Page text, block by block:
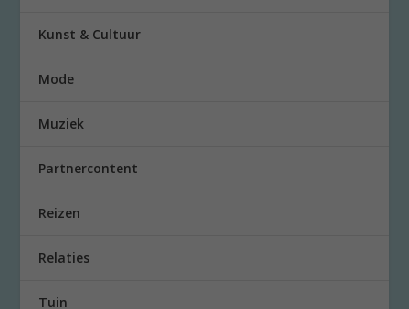
Kunst & Cultuur
Mode
Muziek
Partnercontent
Reizen
Relaties
Tuin